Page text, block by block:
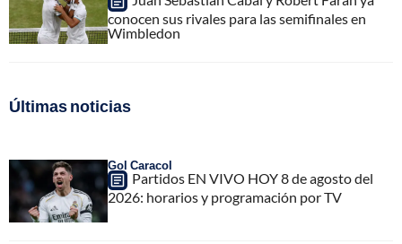
conocen sus rivales para las semifinales en
Wimbledon
Últimas noticias
Gol Caracol
Partidos EN VIVO HOY 8 de agosto del
2026: horarios y programación por TV